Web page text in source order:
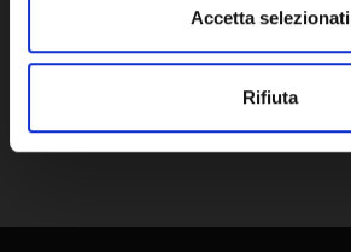
Accetta selezionati
Rifiuta